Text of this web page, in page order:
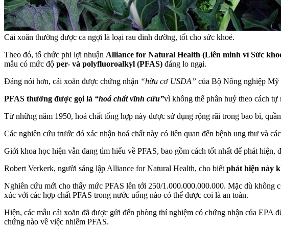
Cải xoăn thường được ca ngợi là loại rau dinh dưỡng, tốt cho sức khoẻ.
Theo đó, tổ chức phi lợi nhuận Alliance for Natural Health (Liên minh vì Sức
mẫu có mức độ per- và polyfluoroalkyl (PFAS) đáng lo ngại.
Đáng nói hơn, cải xoăn được chứng nhận “hữu cơ USDA” của Bộ Nông nghiệp Mỹ
PFAS thường được gọi là “hoá chất vĩnh cửu”vì không thể phân huỷ theo cách
Từ những năm 1950, hoá chất tổng hợp này được sử dụng rộng rãi trong bao bì,
Các nghiên cứu trước đó xác nhận hoá chất này có liên quan đến bệnh ung thư và
Giới khoa học hiện vẫn đang tìm hiểu về PFAS, bao gồm cách tốt nhất để phát
Robert Verkerk, người sáng lập Alliance for Natural Health, cho biết phát hiện này
Nghiên cứu mới cho thấy mức PFAS lên tới 250/1.000.000.000.000. Mặc dù
xúc với các hợp chất PFAS trong nước uống nào có thể được coi là an toàn.
Hiện, các mẫu cải xoăn đã được gửi đến phòng thí nghiệm có chứng nhận của
chứng nào về việc nhiễm PFAS.